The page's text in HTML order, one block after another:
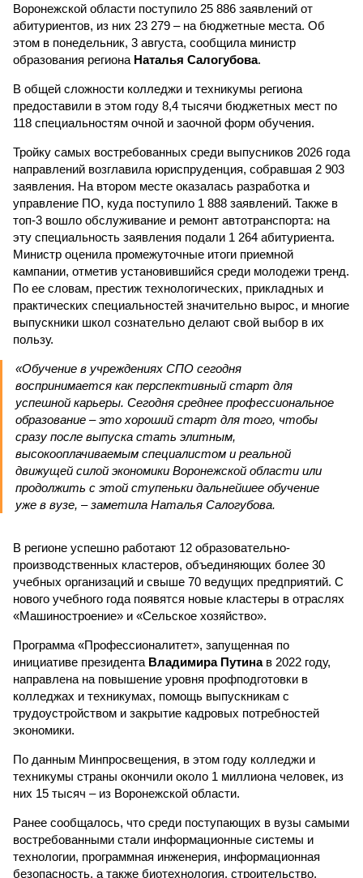
Воронежской области поступило 25 886 заявлений от
абитуриентов, из них 23 279 – на бюджетные места. Об
этом в понедельник, 3 августа, сообщила министр
образования региона Наталья Салогубова.
В общей сложности колледжи и техникумы региона
предоставили в этом году 8,4 тысячи бюджетных мест по
118 специальностям очной и заочной форм обучения.
Тройку самых востребованных среди выпусников 2026 года
направлений возглавила юриспруденция, собравшая 2 903
заявления. На втором месте оказалась разработка и
управление ПО, куда поступило 1 888 заявлений. Также в
топ-3 вошло обслуживание и ремонт автотранспорта: на
эту специальность заявления подали 1 264 абитуриента.
Министр оценила промежуточные итоги приемной
кампании, отметив установившийся среди молодежи тренд.
По ее словам, престиж технологических, прикладных и
практических специальностей значительно вырос, и многие
выпускники школ сознательно делают свой выбор в их
пользу.
«Обучение в учреждениях СПО сегодня
воспринимается как перспективный старт для
успешной карьеры. Сегодня среднее профессиональное
образование – это хороший старт для того, чтобы
сразу после выпуска стать элитным,
высокооплачиваемым специалистом и реальной
движущей силой экономики Воронежской области или
продолжить с этой ступеньки дальнейшее обучение
уже в вузе, – заметила Наталья Салогубова.
В регионе успешно работают 12 образовательно-
производственных кластеров, объединяющих более 30
учебных организаций и свыше 70 ведущих предприятий. С
нового учебного года появятся новые кластеры в отраслях
«Машиностроение» и «Сельское хозяйство».
Программа «Профессионалитет», запущенная по
инициативе президента Владимира Путинав 2022 году,
направлена на повышение уровня профподготовки в
колледжах и техникумах, помощь выпускникам с
трудоустройством и закрытие кадровых потребностей
экономики.
По данным Минпросвещения, в этом году колледжи и
техникумы страны окончили около 1 миллиона человек, из
них 15 тысяч – из Воронежской области.
Ранее сообщалось, что среди поступающих в вузы самыми
востребованными стали информационные системы и
технологии, программная инженерия, информационная
безопасность, а также биотехнология, строительство,